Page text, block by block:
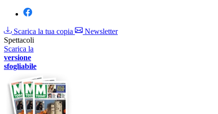
Scarica la tua copia
Newsletter
Spettacoli
Scarica la
versione
sfogliabile